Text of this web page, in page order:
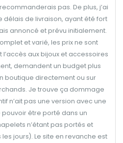
pas. De plus, j’ai
de livraison, ayant été fort
annoncé et prévu initialement.
et varié, les prix ne sont
aux bijoux et accessoires
demandent un budget plus
boutique directement ou sur
Je trouve ça dommage
n’ait pas une version avec une
être porté dans un
n’étant pas portés et
jours). Le site en revanche est